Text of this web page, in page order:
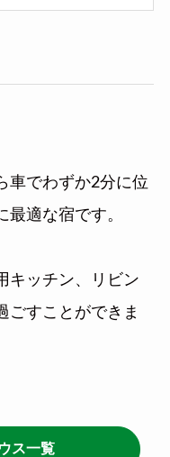
車でわずか2分に位
適な宿です。
キッチン、リビン
ごすことができま
ス一覧